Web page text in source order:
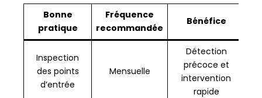
Bonne
pratique
Fréquence
recommandée
Bénéfice
Inspection
des points
d’entrée
Mensuelle
Détection
précoce et
intervention
rapide